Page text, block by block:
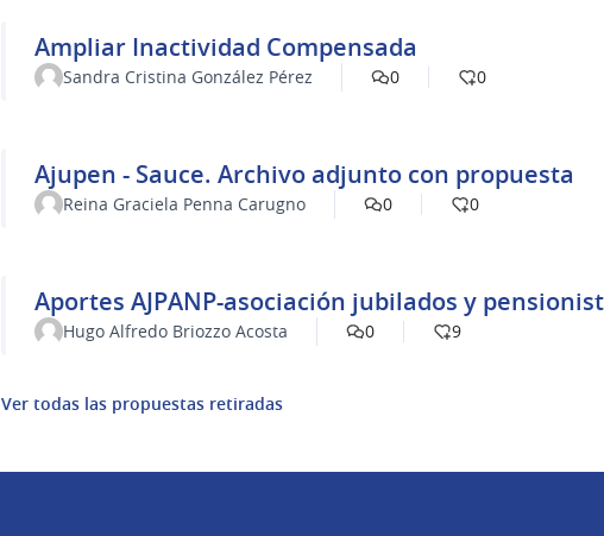
Ampliar Inactividad Compensada
Sandra Cristina González Pérez 0 0
Ajupen - Sauce. Archivo adjunto con propuesta
Reina Graciela Penna Carugno 0 0
Aportes AJPANP-asociación jubilados y
Hugo Alfredo Briozzo Acosta 0 9
Ver todas las propuestas retiradas